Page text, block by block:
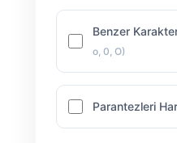
Benzer
o, 0, O)
Parantezleri